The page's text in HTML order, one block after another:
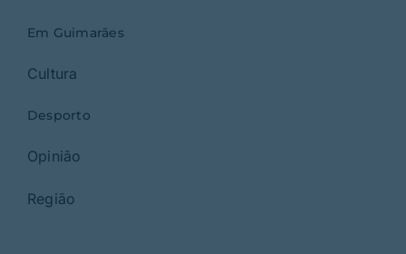
Em Guimarães
Cultura
Desporto
Opinião
Região